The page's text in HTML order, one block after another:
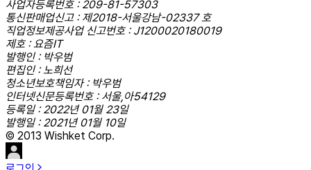
사업자등록번호 : 209-81-57303
통신판매업신고 : 제2018-서울강남-02337 호
직업정보제공사업 신고번호 : J1200020180019
제호 : 요즘IT
발행인 : 박우범
편집인 : 노희선
청소년보호책임자 : 박우범
인터넷신문등록번호 : 서울,아54129
등록일 : 2022년 01월 23일
발행일 : 2021년 01월 10일
© 2013 Wishket Corp.